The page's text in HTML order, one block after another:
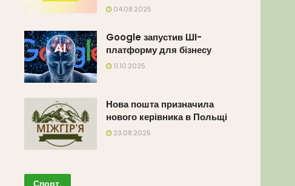
04.08.2025
Google запустив ШІ-
платформу для бізнесу
11.10.2025
Нова пошта призначила
нового керівника в Польщі
23.08.2025
Спорт.